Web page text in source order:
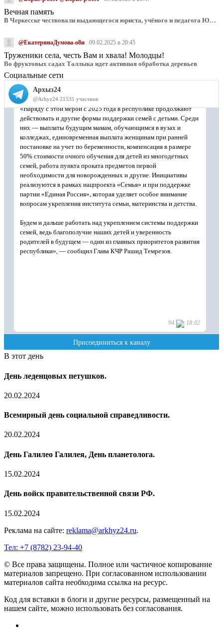
Вечная память
В Черкесске чествовали выдающегося юриста, учёного и педагога Юрия Калмыкова
@ЕкатеринаДумова-о8и 09.02.2025 в 20:45
Труженики села, честь Вам и хвала! Молодцы!
Во фруктовых садах Таллыка идет активная обработка деревьев
Социальные сети
В этот день
День леденцовых петушков.
20.02.2024
Всемирный день социальной справедливости.
20.02.2024
День Галилео Галилея, День планетолога.
15.02.2024
День войск правительственной связи РФ.
15.02.2024
Реклама на сайте: reklama@arkhyz24.ru.
Тел: +7 (8782) 23‑94‑40
© Все права защищены. Полное или частичное копирование
материалов запрещено. При согласованном использовании
материалов сайта необходима ссылка на ресурс.
Код для вставки в блоги и другие ресурсы, размещенный на
нашем сайте, можно использовать без согласования.